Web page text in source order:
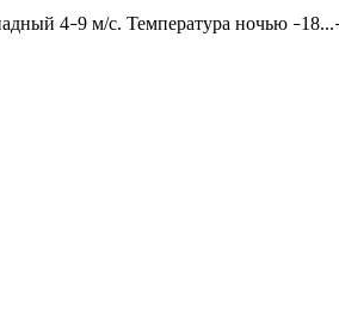
4–9 м/с. Температура ночью –18...